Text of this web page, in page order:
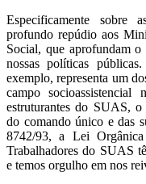
Especificamente sobre
profundo repúdio aos
Social, que aprofundam o
nossas políticas
exemplo, representa um
campo
estruturantes do SUAS,
do comando único e das
8742/93, a Lei
Trabalhadores do SUAS
e temos orgulho em nos